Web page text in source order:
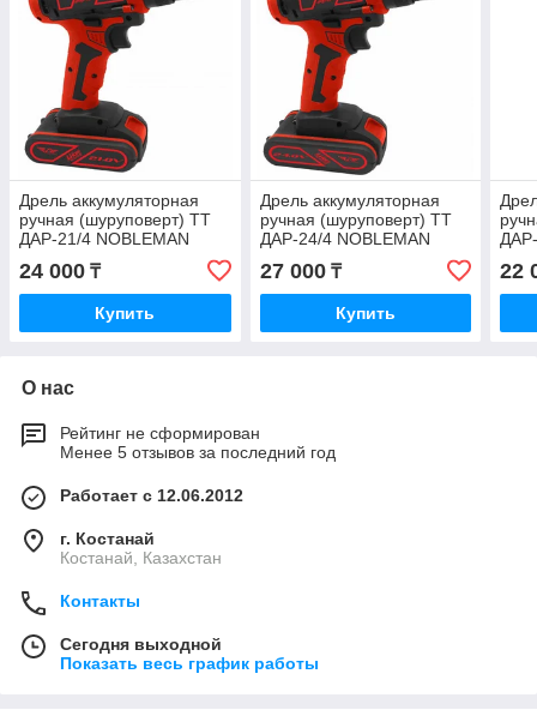
Дрель аккумуляторная
ручная (шуруповерт) ТТ
ДАР-21/4 NOBLEMAN
24 000 ₸
Купить
Дрель аккумуляторная
ручная (шуруповерт) ТТ
ДАР-24/4 NOBLEMAN
27 000₸
Купить
22
О нас
Рейтинг не сформирован
Менее 5 отзывов за последний год
Работает с 12.06.2012
г. Костанай
Костанай, Казахстан
Контакты
Сегодня выходной
Показать весь график работы